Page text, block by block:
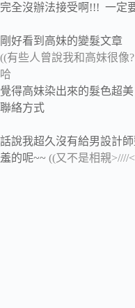
完全沒辦法接受啊!!! 一定
剛好看到高妹的變髮文章
((有些人曾說我和高妹很
哈
覺得高妹染出來的髮色超
聯絡方式
話說我超久沒有給男設計
羞的呢~~ ((又不是相親>////<